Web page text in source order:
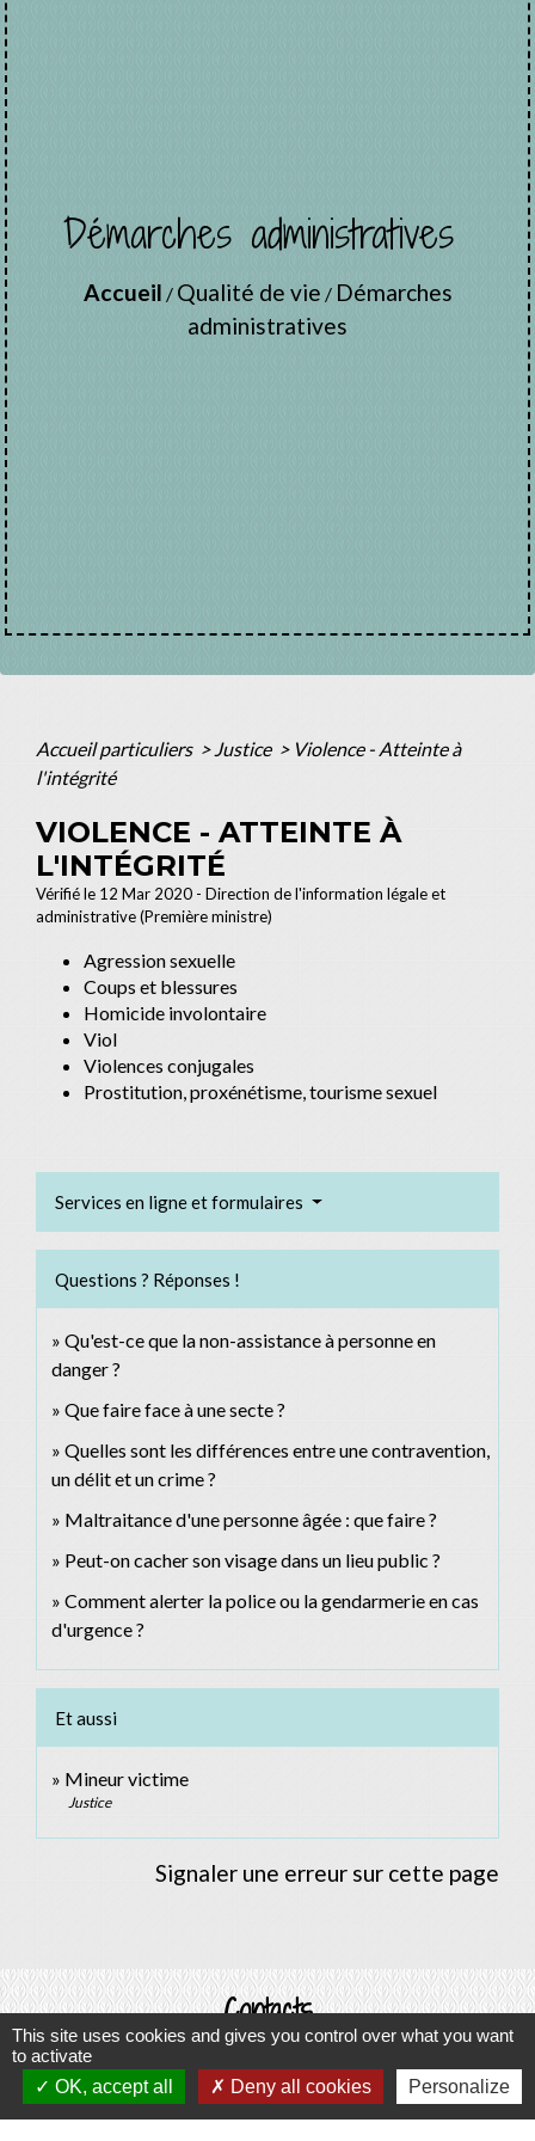
Démarches administratives
Accueil / Qualité de vie / Démarches
administratives
Accueil particuliers > Justice > Violence - Atteinte à
l'intégrité
VIOLENCE - ATTEINTE À
L'INTÉGRITÉ
Vérifié le 12 Mar 2020 - Direction de l'information légale et
administrative (Première ministre)
Agression sexuelle
Coups et blessures
Homicide involontaire
Viol
Violences conjugales
Prostitution, proxénétisme, tourisme sexuel
Services en ligne et formulaires
Questions ? Réponses !
Qu'est-ce que la non-assistance à personne en
danger ?
Que faire face à une secte ?
Quelles sont les différences entre une contravention,
un délit et un crime ?
Maltraitance d'une personne âgée : que faire ?
Peut-on cacher son visage dans un lieu public ?
Comment alerter la police ou la gendarmerie en cas
d'urgence ?
Et aussi
Mineur victime
Justice
Signaler une erreur sur cette page
Contacts
Commune d'Allan
Place du Champ-de-Mars
26780 Allan - FRANCE
This site uses cookies and gives you control over what you want
to activate
OK, accept all
Deny all cookies Personalize